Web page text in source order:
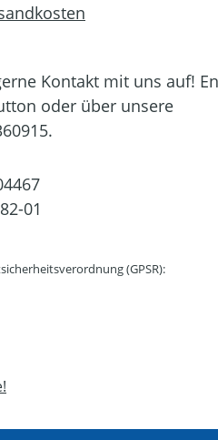
Kontakt mit uns auf!
oder über unsere
01
(GPSR):